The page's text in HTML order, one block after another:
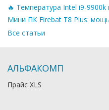
🔥 Температура Intel i9-
Мини ПК Firebat T8 Plus:
Все статьи
АЛЬФАКОМП
Прайс XLS